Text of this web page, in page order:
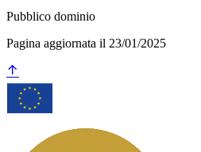
Pubblico dominio
Pagina aggiornata il 23/01/2025